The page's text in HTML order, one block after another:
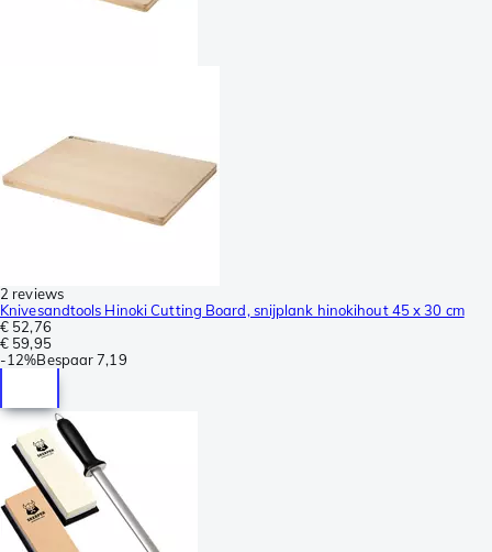
2 reviews
Knivesandtools Hinoki Cutting Board, snijplank hinokihout 45 x 30 cm
€ 52,76
€ 59,95
-12%Bespaar 7,19